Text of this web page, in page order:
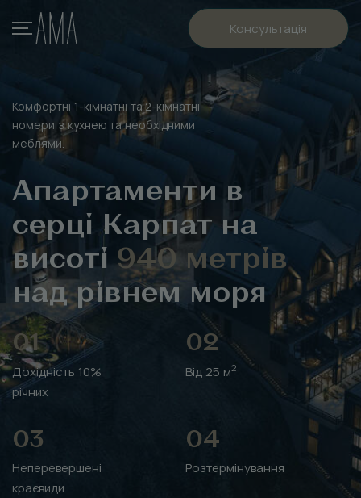
Консультація
Комфортні 1-кімнатні та 2-кімнатні
номери з кухнею та необхідними
меблями.
Апартаменти в
серці Карпат на
висоті 940 метрів
над рівнем моря
01
Дохідність 10%
річних
02
Від 25 м2
03
Неперевершені
краєвиди
04
Розтермінування